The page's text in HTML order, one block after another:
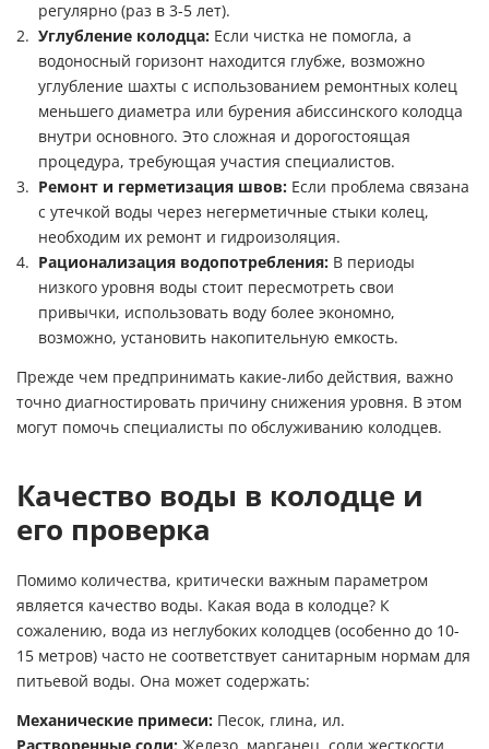
регулярно (раз в 3-5 лет).
Углубление колодца: Если чистка не помогла, а
водоносный горизонт находится глубже, возможно
углубление шахты с использованием ремонтных колец
меньшего диаметра или бурения абиссинского колодца
внутри основного. Это сложная и дорогостоящая
процедура, требующая участия специалистов.
Ремонт и герметизация швов: Если проблема связана
с утечкой воды через негерметичные стыки колец,
необходим их ремонт и гидроизоляция.
Рационализация водопотребления: В периоды
низкого уровня воды стоит пересмотреть свои
привычки, использовать воду более экономно,
возможно, установить накопительную емкость.
Прежде чем предпринимать какие-либо действия, важно
точно диагностировать причину снижения уровня. В этом
могут помочь специалисты по обслуживанию колодцев.
Качество воды в колодце и
его проверка
Помимо количества, критически важным параметром
является качество воды. Какая вода в колодце? К
сожалению, вода из неглубоких колодцев (особенно до 10-
15 метров) часто не соответствует санитарным нормам для
питьевой воды. Она может содержать:
Механические примеси: Песок, глина, ил.